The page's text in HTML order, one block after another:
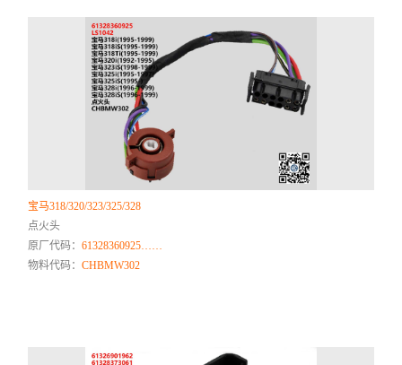
宝马318/320/323/325/328
点火头
原厂代码：61328360925……
物料代码：CHBMW302